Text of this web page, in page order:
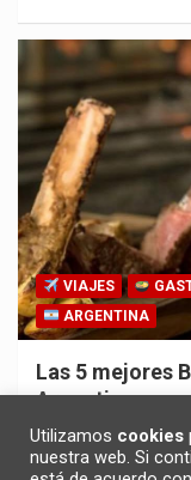
VIAJES
ARGENTINA
Las 5 mejores
Argentina
30/10/2025
Utilizamos cookies
nuestra web. Si